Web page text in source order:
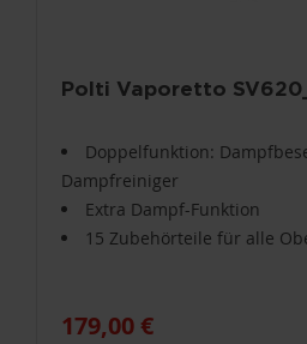
Polti Vaporetto
Doppelfunktion:
Dampfreiniger
Extra Dampf-Funktion
15 Zubehörteile für alle
179,00 €